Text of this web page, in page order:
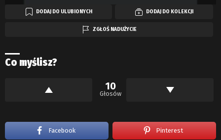
DODAJ DO ULUBIONYCH DODAJ DO KOLEKCJI
ZGŁOŚ NADUŻYCIE
Co myślisz?
10
Głosów
Facebook Pinterest